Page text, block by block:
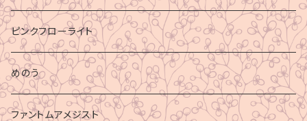
ピンクフローライト
めのう
ファントムアメジスト